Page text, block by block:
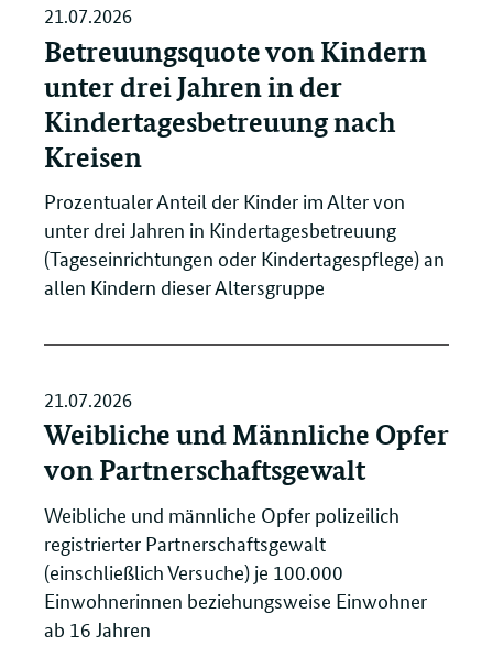
21.07.2026
Betreuungsquote von Kindern
unter drei Jahren in der
Kindertagesbetreuung nach
Kreisen
Prozentualer Anteil der Kinder im Alter von
unter drei Jahren in Kindertagesbetreuung
(Tageseinrichtungen oder Kindertagespflege) an
allen Kindern dieser Altersgruppe
21.07.2026
Weibliche und Männliche Opfer
von Partnerschaftsgewalt
Weibliche und männliche Opfer polizeilich
registrierter Partnerschaftsgewalt
(einschließlich Versuche) je 100.000
Einwohnerinnen beziehungsweise Einwohner
ab 16 Jahren